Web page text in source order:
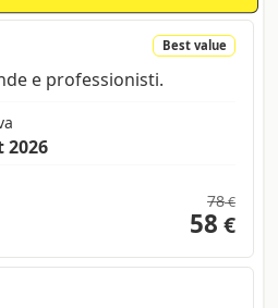
Best value
e professionisti.
2026
78€
58 €